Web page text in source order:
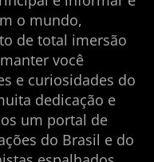
o mundo,
de total imersão
você
e curiosidades do
dedicação e
um portal de
do Brasil e do